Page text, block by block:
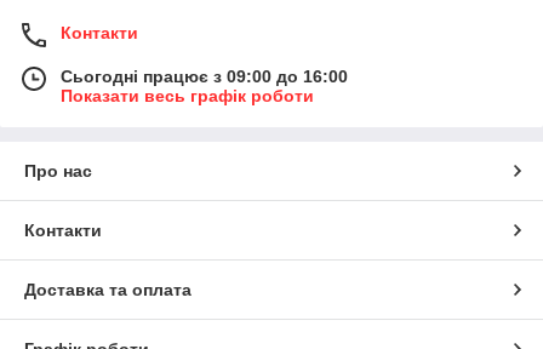
Контакти
Сьогодні працює з 09:00 до 16:00
Показати весь графік роботи
Про нас
Контакти
Доставка та оплата